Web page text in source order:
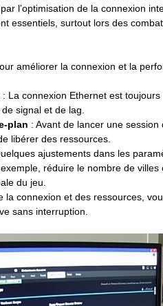
l’optimisation de la connexion
essentiels, surtout lors des
améliorer la connexion et la
: La connexion Ethernet est toujours
signal et de lag.
plan : Avant de lancer une
libérer des ressources.
ajustements dans les
réduire le nombre de
du jeu.
la connexion et des ressources,
sans interruption.